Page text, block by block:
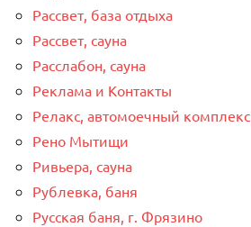
Рассвет, база отдыха
Рассвет, сауна
Расслабон, сауна
Реклама и Контакты
Релакс, автомоечный комплекс
Рено Мытищи
Ривьера, сауна
Рублевка, баня
Русская баня, г. Фрязино